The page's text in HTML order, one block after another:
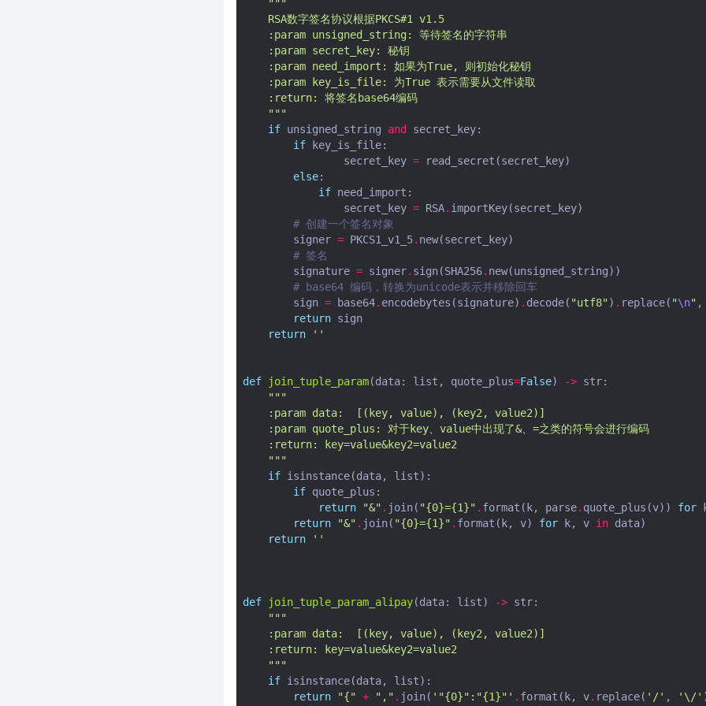
"""
    RSA数字签名协议根据PKCS#1 v1.5
    :param unsigned_string: 等待签名的字符串
    :param secret_key: 秘钥
    :param need_import: 如果为True, 则初始化秘钥
    :param key_is_file: 为True 表示需要从文件读取
    :return: 将签名base64编码
    """
if unsigned_string and secret_key:
if
key_is_file:
secret_key = read_secret (secret_key)
else:
if need_import :
secret_key = RSA. importKey(secret_key)
# 创建一个签名对象
signer = PKCS1_v1_5. new(secret_key)
# 签名
signature = signer. sign(SHA256. new(unsigned_string))
# base64 编码，转换为unicode表示并移除回车
sign = base64. encodebytes (signature) . decode( "utf8" ) . replace( "\n" ,
return sign
return
''
def join_tuple_param(data: list , quote_plus=False) -> str:
"""
    :param data:  [(key, value), (key2, value2)]
    :param quote_plus: 对于key、value中出现了&、=之类的符号会进行编码
    :return: key=value&key2=value2
    """
if isinstance(data, list):
if quote_plus :
return
"&" . join( "{0}={1}" . format ( k, parse. quote_plus (v)) for
return
"&" . join( "{0}={1}" . format ( k, v) for k, v in data)
return
''
def join_tuple_param_alipay(data: list) -> str:
"""
    :param data:  [(key, value), (key2, value2)]
    :return: key=value&key2=value2
    """
if isinstance(data, list):
return
"{" + "," . join( '"{0}":"{1}"' . format ( k, v. replace( '/' , '\/'